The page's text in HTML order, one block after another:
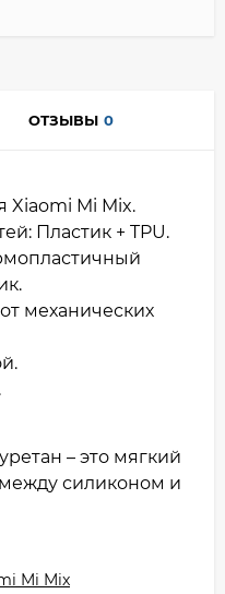
ОТЗЫВЫ 0
Xiaomi Mi Mix.
Пластик + TPU.
механических
– это мягкий
между силиконом и
Mi Mix